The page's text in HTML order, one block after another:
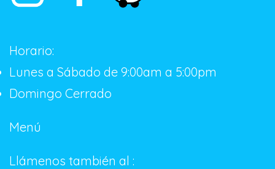
Horario:
Lunes a Sábado de 9:00am a 5:00pm
Domingo Cerrado
Menú
Llámenos también al :